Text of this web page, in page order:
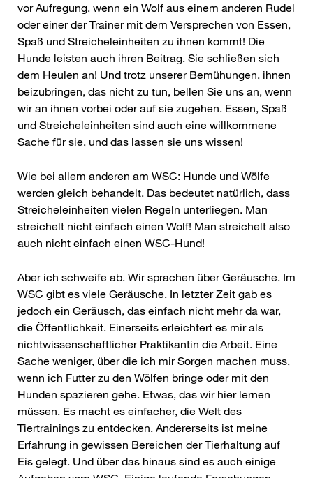
vor Aufregung, wenn ein Wolf aus einem anderen Rudel
oder einer der Trainer mit dem Versprechen von Essen,
Spaß und Streicheleinheiten zu ihnen kommt! Die
Hunde leisten auch ihren Beitrag. Sie schließen sich
dem Heulen an! Und trotz unserer Bemühungen, ihnen
beizubringen, das nicht zu tun, bellen Sie uns an, wenn
wir an ihnen vorbei oder auf sie zugehen. Essen, Spaß
und Streicheleinheiten sind auch eine willkommene
Sache für sie, und das lassen sie uns wissen!
Wie bei allem anderen am WSC: Hunde und Wölfe
werden gleich behandelt. Das bedeutet natürlich, dass
Streicheleinheiten vielen Regeln unterliegen. Man
streichelt nicht einfach einen Wolf! Man streichelt also
auch nicht einfach einen WSC-Hund!
Aber ich schweife ab. Wir sprachen über Geräusche. Im
WSC gibt es viele Geräusche. In letzter Zeit gab es
jedoch ein Geräusch, das einfach nicht mehr da war,
die Öffentlichkeit. Einerseits erleichtert es mir als
nichtwissenschaftlicher Praktikantin die Arbeit. Eine
Sache weniger, über die ich mir Sorgen machen muss,
wenn ich Futter zu den Wölfen bringe oder mit den
Hunden spazieren gehe. Etwas, das wir hier lernen
müssen. Es macht es einfacher, die Welt des
Tiertrainings zu entdecken. Andererseits ist meine
Erfahrung in gewissen Bereichen der Tierhaltung auf
Eis gelegt. Und über das hinaus sind es auch einige